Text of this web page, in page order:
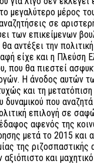
μεγαλύτερο μέρος
σε
των επικείμενων
αντέξει την
είχε και η Πλεύση
που θα πιεστεί
Η άνοδος αυτών
και τη μετατόπιση
που
επιλογή σε
αφενός της
μετά το 2015 και
της ριζοσπαστικής
και